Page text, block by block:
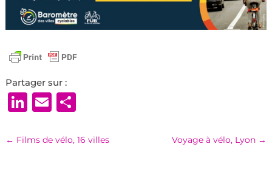
Partager sur :
LinkedIn
EmailPartager
← Films de vélo, 16 villes Voyage à vélo, Lyon →